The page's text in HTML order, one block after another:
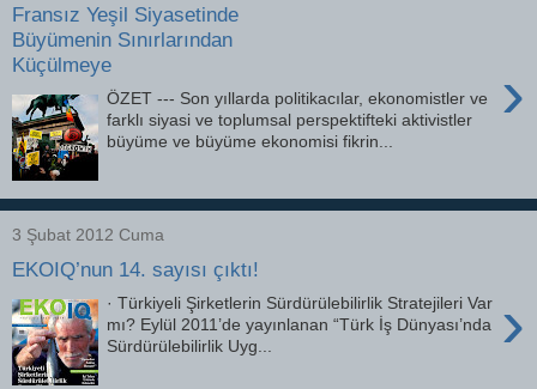
Fransız Yeşil Siyasetinde
Büyümenin Sınırlarından
Küçülmeye
›
ÖZET --- Son yıllarda politikacılar, ekonomistler ve
farklı siyasi ve toplumsal perspektifteki aktivistler
büyüme ve büyüme ekonomisi fikrin...
3 Şubat 2012 Cuma
EKOIQ’nun 14. sayısı çıktı!
›
· Türkiyeli Şirketlerin Sürdürülebilirlik Stratejileri Var
mı? Eylül 2011’de yayınlanan “Türk İş Dünyası’nda
Sürdürülebilirlik Uyg...